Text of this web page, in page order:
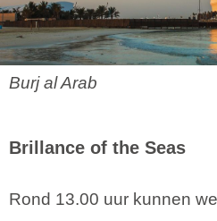
Burj al Arab
Brillance of the Seas
Rond 13.00 uur kunnen